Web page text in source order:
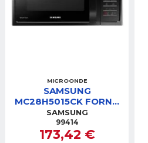
MICROONDE
SAMSUNG
MC28H5015CK FORNO
MICROONDE 28LT
NERO VENTILATO
GRILL
SAMSUNG
99414
173,42 €